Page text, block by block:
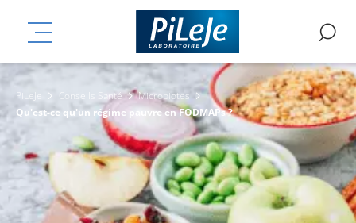
principal
MENU
PiLeJe Conseils Santé
Microbiotes
Qu'est-ce qu'un régime pauvre en FODMAPs ?